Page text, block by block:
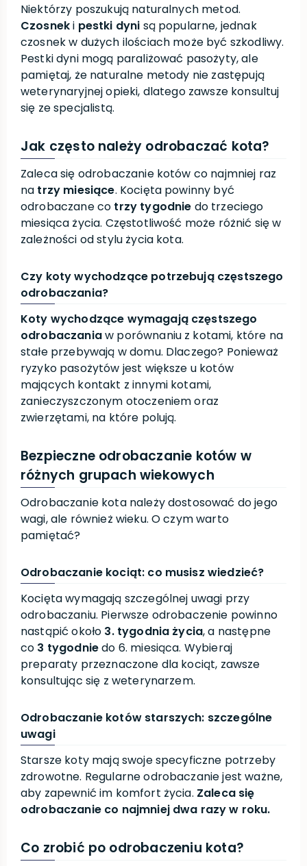
Niektórzy poszukują naturalnych metod.
Czosneki pestki dyni są popularne, jednak
czosnek w dużych ilościach może być szkodliwy.
Pestki dyni mogą paraliżować pasożyty, ale
pamiętaj, że naturalne metody nie zastępują
weterynaryjnej opieki, dlatego zawsze konsultuj
się ze specjalistą.
Jak często należy odrobaczać kota?
Zaleca się odrobaczanie kotów co najmniej raz
na trzy miesiące. Kocięta powinny być
odrobaczane co trzy tygodnie do trzeciego
miesiąca życia. Częstotliwość może różnić się w
zależności od stylu życia kota.
Czy koty wychodzące potrzebują częstszego
odrobaczania?
Koty wychodzące wymagają częstszego
odrobaczaniaw porównaniu z kotami, które na
stałe przebywają w domu. Dlaczego? Ponieważ
ryzyko pasożytów jest większe u kotów
mających kontakt z innymi kotami,
zanieczyszczonym otoczeniem oraz
zwierzętami, na które polują.
Bezpieczne odrobaczanie kotów w
różnych grupach wiekowych
Odrobaczanie kota należy dostosować do jego
wagi, ale również wieku. O czym warto
pamiętać?
Odrobaczanie kociąt: co musisz wiedzieć?
Kocięta wymagają szczególnej uwagi przy
odrobaczaniu. Pierwsze odrobaczenie powinno
nastąpić około 3. tygodnia życia, a następne
co 3 tygodniedo 6. miesiąca. Wybieraj
preparaty przeznaczone dla kociąt, zawsze
konsultując się z weterynarzem.
Odrobaczanie kotów starszych: szczególne
uwagi
Starsze koty mają swoje specyficzne potrzeby
zdrowotne. Regularne odrobaczanie jest ważne,
aby zapewnić im komfort życia. Zaleca się
odrobaczanie co najmniej dwa razy w roku.
Co zrobić po odrobaczeniu kota?